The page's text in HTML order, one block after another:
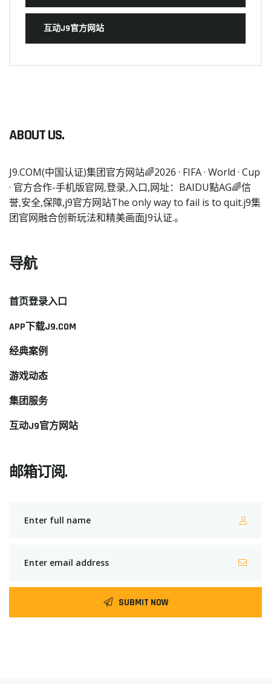
互动J9官方网站
ABOUT US.
J9.COM(中国认证)集团官方网站🌈2026 · FIFA · World · Cup
· 官方合作-手机版官网,登录,入口,网址：BAIDU點AG🌈信
誉,安全,保障,j9官方网站The only way to fail is to quit.j9集
团官网融合创新玩法和精美画面J9认证.。
导航
首页登录入口
APP下载J9.COM
经典案例
游戏动态
集团服务
互动J9官方网站
邮箱订阅.
SUBMIT NOW